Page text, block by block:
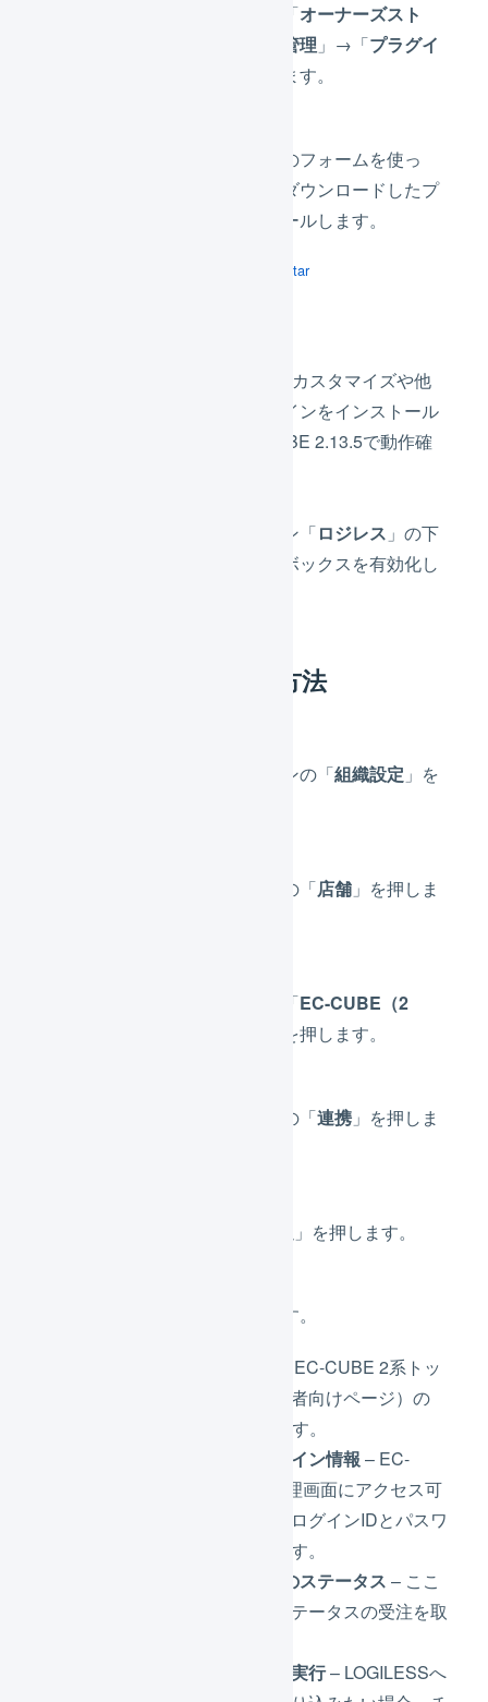
左側のメニューから「オーナーズスト
プラグイン管理 」→「プラグイ
」の順に押します。
」のフォームを使っ
て、下のリンクからダウンロードしたプ
ラグインをインストールします。
ec-cube2-lugin-logiless-0-1.tar
※このプラグインは、カスタマイズや他
社が提供するプラグインをインストール
していない、EC-CUBE 2.13.5で動作確
登録されたプラグイン「ロジレス 」の下
」チェックボックスを有効化し
LOGILESSでの操作方法
メインナビゲーションの「組織設定 」を
サブナビゲーションの「店舗 」を押しま
プラットフォームが「EC-CUBE（2
」の「店舗名」を押します。
サブナビゲーションの「連携 」を押しま
」を押します。
連携の設定を行います。
– EC-CUBE 2系トッ
プページ（購入者向けページ）の
URLを入力します。
管理画面のログイン情報 – EC-
CUBE 2系の管理画面にアクセス可
能なユーザーのログインIDとパスワ
ードを入力します。
EC-CUBE 2系のステータス – ここ
で指定されたステータスの受注を取
受注取込を自動実行– LOGILESSへ